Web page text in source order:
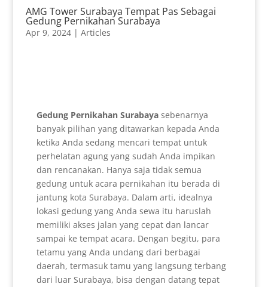
AMG Tower Surabaya Tempat Pas Sebagai
Gedung Pernikahan Surabaya
Apr 9, 2024| Articles
Gedung Pernikahan Surabaya sebenarnya
banyak pilihan yang ditawarkan kepada Anda
ketika Anda sedang mencari tempat untuk
perhelatan agung yang sudah Anda impikan
dan rencanakan. Hanya saja tidak semua
gedung untuk acara pernikahan itu berada di
jantung kota Surabaya. Dalam arti, idealnya
lokasi gedung yang Anda sewa itu haruslah
memiliki akses jalan yang cepat dan lancar
sampai ke tempat acara. Dengan begitu, para
tetamu yang Anda undang dari berbagai
daerah, termasuk tamu yang langsung terbang
dari luar Surabaya, bisa dengan datang tepat